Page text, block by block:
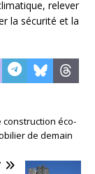
relever
la sécurité et la
construction éco-
de demain